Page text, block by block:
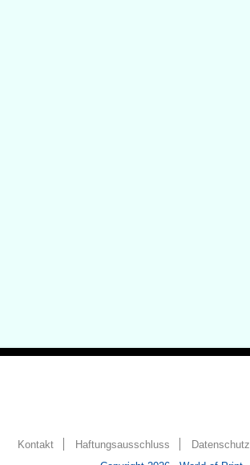
Kontakt Haftungsausschluss Datenschutz